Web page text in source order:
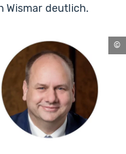
Wismar deutlich.